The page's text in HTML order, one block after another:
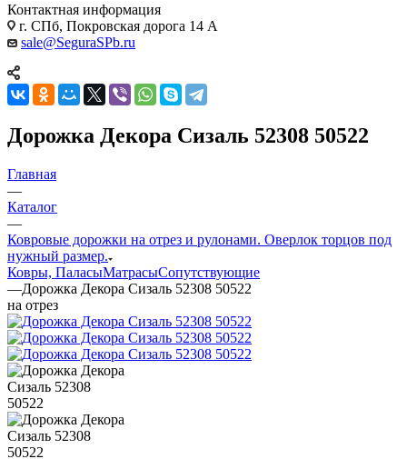
Контактная информация
г. СПб, Покровская дорога 14 А
sale@SeguraSPb.ru
Дорожка Декора Сизаль 52308 50522
Главная
—
Каталог
—
Ковровые дорожки на отрез и рулонами. Оверлок торцов под
нужный размер.
Ковры, ПаласыМатрасыСопутствующие
—Дорожка Декора Сизаль 52308 50522
на отрез